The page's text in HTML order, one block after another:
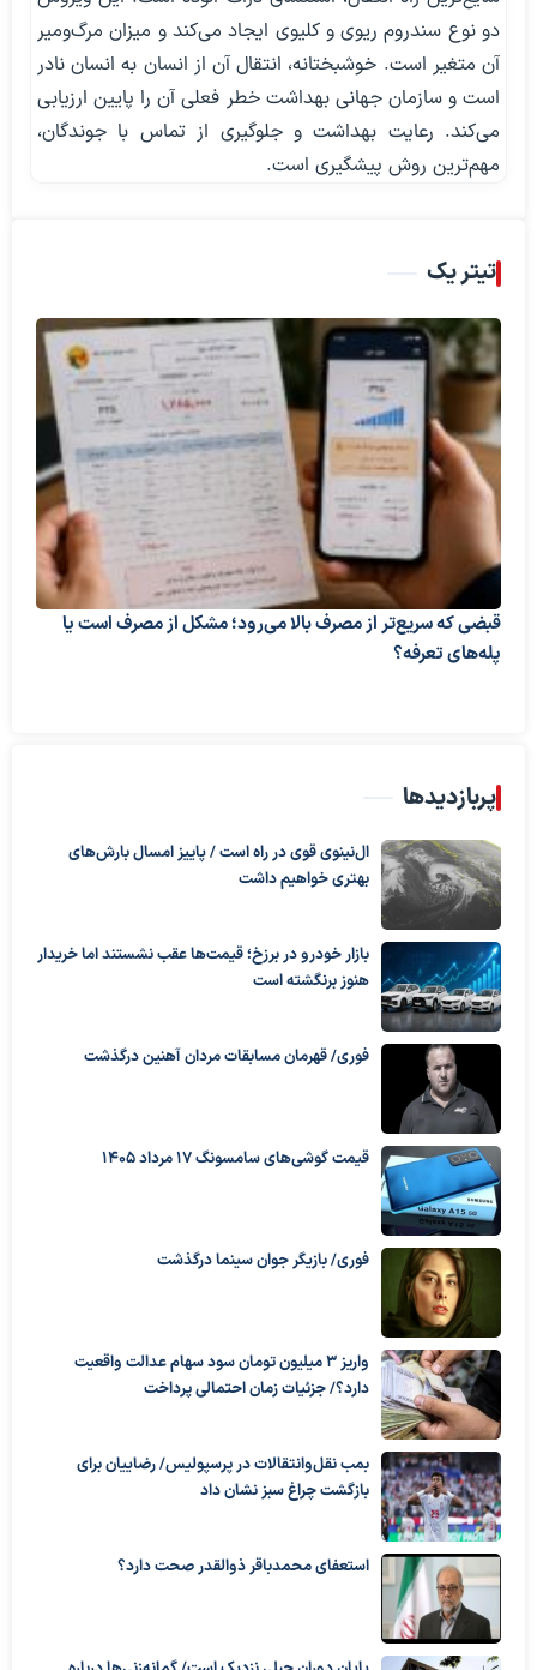
دو نوع سندروم ریوی و کلیوی ایجاد می‌کند و میزان مرگ‌ومیر
آن متغیر است. خوشبختانه، انتقال آن از انسان به انسان نادر
است و سازمان جهانی بهداشت خطر فعلی آن را پایین ارزیابی
می‌کند. رعایت بهداشت و جلوگیری از تماس با جوندگان،
مهم‌ترین روش پیشگیری است.
تیتر یک
قبضی که سریع‌تر از مصرف بالا می‌رود؛ مشکل از مصرف است یا
پله‌های تعرفه؟
پربازدیدها
ال‌نینوی قوی در راه است / پاییز امسال بارش‌های
بهتری خواهیم داشت
بازار خودرو در برزخ؛ قیمت‌ها عقب نشستند اما خریدار
هنوز برنگشته است
فوری/ قهرمان مسابقات مردان آهنین درگذشت
قیمت گوشی‌های سامسونگ 17 مرداد 1405
فوری/ بازیگر جوان سینما درگذشت
واریز ۳ میلیون تومان سود سهام عدالت واقعیت
دارد؟/ جزئیات زمان احتمالی پرداخت
بمب نقل‌وانتقالات در پرسپولیس/ رضاییان برای
بازگشت چراغ سبز نشان داد
استعفای محمدباقر ذوالقدر صحت دارد؟